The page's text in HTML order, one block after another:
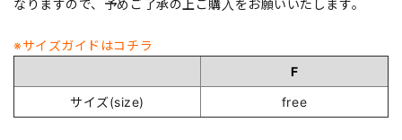
なりますので、予めご了承の上ご購入をお願いいたします。
※サイズガイドはコチラ
F
サイズ(size)
free